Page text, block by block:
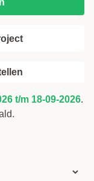
t/m 18-09-2026.